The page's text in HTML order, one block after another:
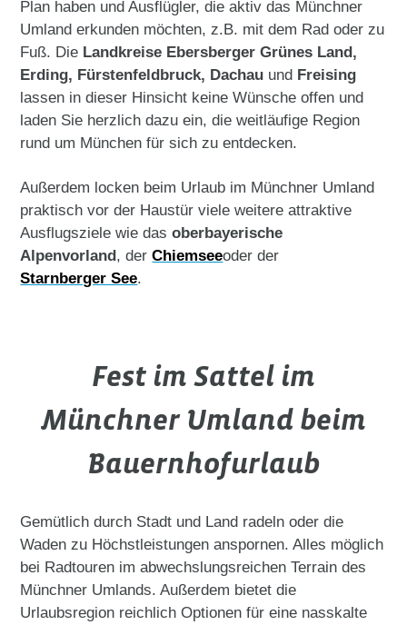
Plan haben und Ausflügler, die aktiv das Münchner
Umland erkunden möchten, z.B. mit dem Rad oder zu
Fuß. Die Landkreise Ebersberger Grünes Land,
Erding, Fürstenfeldbruck, Dachau und Freising
lassen in dieser Hinsicht keine Wünsche offen und
laden Sie herzlich dazu ein, die weitläufige Region
rund um München für sich zu entdecken.
Außerdem locken beim Urlaub im Münchner Umland
praktisch vor der Haustür viele weitere attraktive
Ausflugsziele wie dasoberbayerische
Alpenvorland, derChiemseeoder der
Starnberger See.
Fest im Sattel im
Münchner Umland beim
Bauernhofurlaub
Gemütlich durch Stadt und Land radeln oder die
Waden zu Höchstleistungen anspornen. Alles möglich
bei Radtouren im abwechslungsreichen Terrain des
Münchner Umlands. Außerdem bietet die
Urlaubsregion reichlich Optionen für eine nasskalte